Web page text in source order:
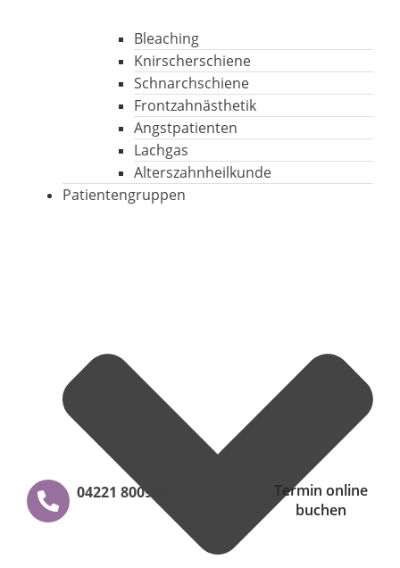
Bleaching
Knirscherschiene
Schnarchschiene
Frontzahnästhetik
Angstpatienten
Lachgas
Alterszahnheilkunde
Patientengruppen
04221 8009980
Termin online
buchen